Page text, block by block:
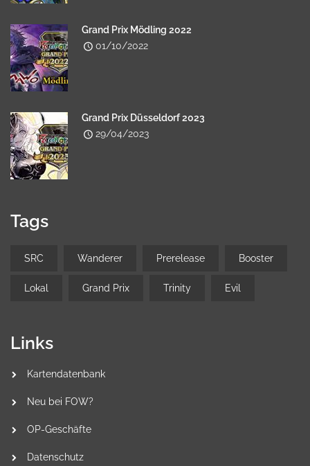
Grand Prix Mödling 2022
01/10/2022
Grand Prix Düsseldorf 2023
29/04/2023
Tags
SRC Wanderer Prerelease Booster
Lokal Grand Prix Trinity Evil
Links
Kartendatenbank
Neu bei FOW?
OP-Geschäfte
Datenschutz